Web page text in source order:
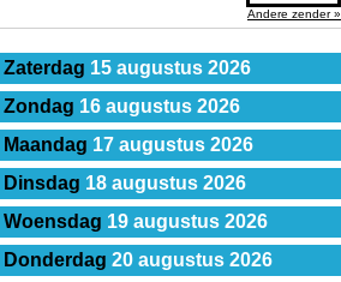
Andere zender »
Zaterdag 15 augustus 2026
Zondag 16 augustus 2026
Maandag 17 augustus 2026
Dinsdag 18 augustus 2026
Woensdag 19 augustus 2026
Donderdag 20 augustus 2026